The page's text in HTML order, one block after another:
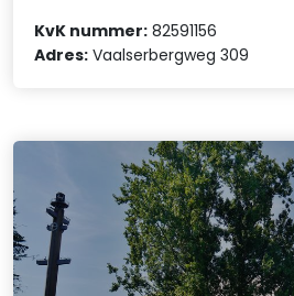
KvK nummer: 82591156
Adres: Vaalserbergweg 309